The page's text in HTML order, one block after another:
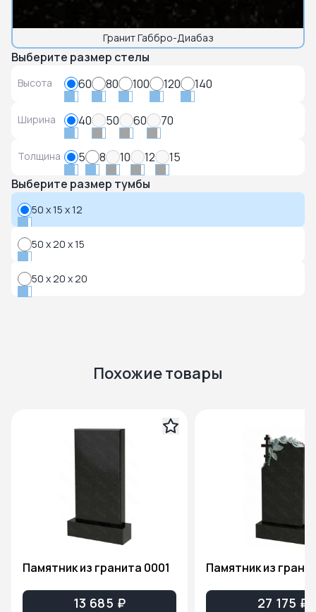
Гранит Габбро-Диабаз
Выберите размер стелы
Высота 60 80 100 120 140
Ширина 40 50 60 70
Толщина 5 8 10 12
15
Выберите размер тумбы
50 x 15 x 12
50 x 20 x 15
50 x 20 x 20
Похожие товары
Памятник из гранита 0001
13 685 ₽ 27 175 ₽